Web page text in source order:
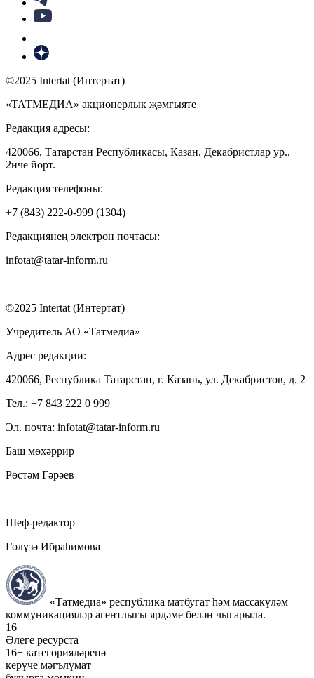
©2025 Intertat (Интертат)
«ТАТМЕДИА» акционерлык җәмгыяте
Редакция адресы:
420066, Татарстан Республикасы, Казан, Декабристлар ур.,
2нче йорт.
Редакция телефоны:
+7 (843) 222-0-999 (1304)
Редакциянең электрон почтасы:
infotat@tatar-inform.ru
©2025 Intertat (Интертат)
Учредитель АО «Татмедиа»
Адрес редакции:
420066, Республика Татарстан, г. Казань, ул. Декабристов, д. 2
Тел.: +7 843 222 0 999
Эл. почта: infotat@tatar-inform.ru
Баш мөхәррир
Рөстәм Гәрәев
Шеф-редактор
Гөлүзә Ибраһимова
«Татмедиа» республика матбугат һәм массакүләм
коммуникацияләр агентлыгы ярдәме белән чыгарыла.
16+
Әлеге ресурста
16+ категорияләренә
керүче мәгълүмат